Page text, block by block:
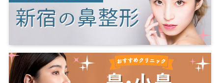
柏 松戸
茨城 水戸
松本
熊本 熊本市
鹿児島 鹿児島市